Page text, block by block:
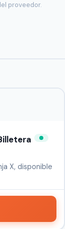
proveedor.
X, disponible